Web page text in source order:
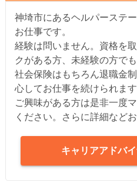
神埼市にあるヘルパーステ
お仕事です。
経験は問いません。資格を
クがある方、未経験の方で
社会保険はもちろん退職金
心してお仕事を続けられます
ご興味がある方は是非一度
ください。さらに詳細など
キャリアアドバ